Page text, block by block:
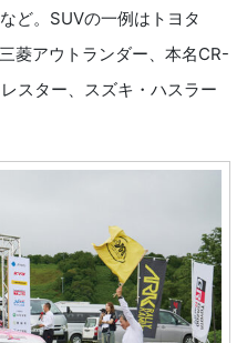
ど。SUVの一例はトヨタ
菱アウトランダー、本名CR-
スター、スズキ・ハスラー